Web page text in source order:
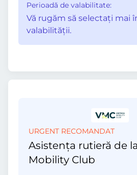
Perioadă de valabilitate:
Vă rugăm să selectaţi mai
valabilităţii.
URGENT RECOMANDAT
Asistența rutieră de
Mobility Club